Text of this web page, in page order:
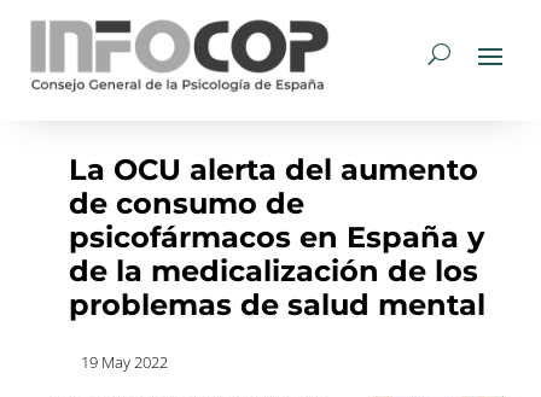
La OCU alerta del aumento
de consumo de
psicofármacos en España y
de la medicalización de los
problemas de salud mental
19 May 2022